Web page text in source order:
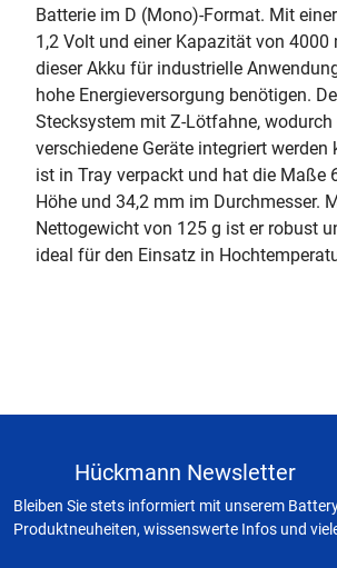
Batterie im D (Mono)-Format. Mit
1,2 Volt und einer Kapazität von 4000
dieser Akku für industrielle
hohe Energieversorgung benötigen.
Stecksystem mit Z-Lötfahne,
verschiedene Geräte integriert werden
ist in Tray verpackt und hat die Maße
Höhe und 34,2 mm im Durchmesser.
Nettogewicht von 125 g ist er robust
ideal für den Einsatz in
Hückmann Newsletter
Bleiben Sie stets informiert mit unserem
Produktneuheiten, wissenswerte Infos und